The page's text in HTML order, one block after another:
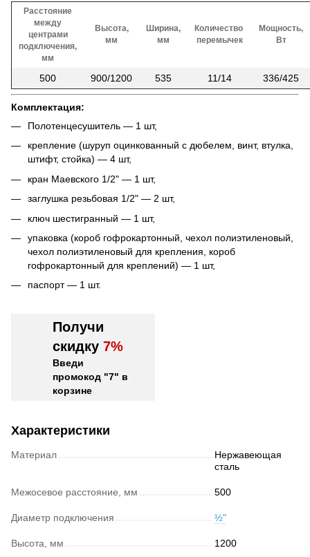
Расстояние
между
центрами
подключения,
мм
Высота,
мм
Ширина,
мм
Количество
перемычек
Мощность,
Вт
500 900/1200 535 11/14 336/425
Комплектация:
Полотенцесушитель — 1 шт,
крепление (шуруп оцинкованный с дюбелем, винт, втулка,
штифт, стойка) — 4 шт,
кран Маевского 1/2" — 1 шт,
заглушка резьбовая 1/2" — 2 шт,
ключ шестигранный — 1 шт,
упаковка (короб гофрокартонный, чехол полиэтиленовый,
чехол полиэтиленовый для крепления, короб
гофрокартонный для креплений) — 1 шт,
паспорт — 1 шт.
Получи
скидку 7%
Введи
промокод "7" в
корзине
Характеристики
Материал
Нержавеющая
сталь
Межосевое расстояние, мм 500
Диаметр подключения ½"
Высота, мм 1200